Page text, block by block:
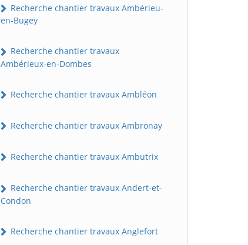
Recherche chantier travaux Ambérieu-
en-Bugey
Recherche chantier travaux
Ambérieux-en-Dombes
Recherche chantier travaux Ambléon
Recherche chantier travaux Ambronay
Recherche chantier travaux Ambutrix
Recherche chantier travaux Andert-et-
Condon
Recherche chantier travaux Anglefort